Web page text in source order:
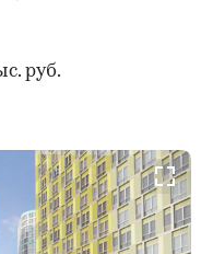
руб.